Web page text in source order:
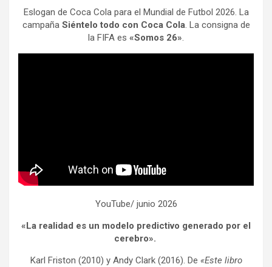
Eslogan de Coca Cola para el Mundial de Futbol 2026. La
campaña Siéntelo todo con Coca Cola. La consigna de
la FIFA es «Somos 26».
YouTube/ junio 2026
«La realidad es un modelo predictivo generado por el
cerebro».
Karl Friston (2010) y Andy Clark (2016). De «Este libro